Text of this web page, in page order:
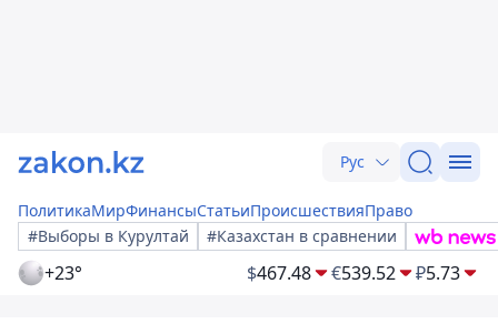
Рус
ПолитикаМирФинансыСтатьиПроисшествияПраво
#Выборы в Курултай
#Казахстан в сравнении
+23° $467.48 €539.52 ₽5.73